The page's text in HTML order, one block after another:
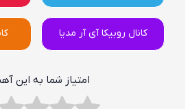
کانال روبیکا آی آر مدیا
امتیاز شما به این